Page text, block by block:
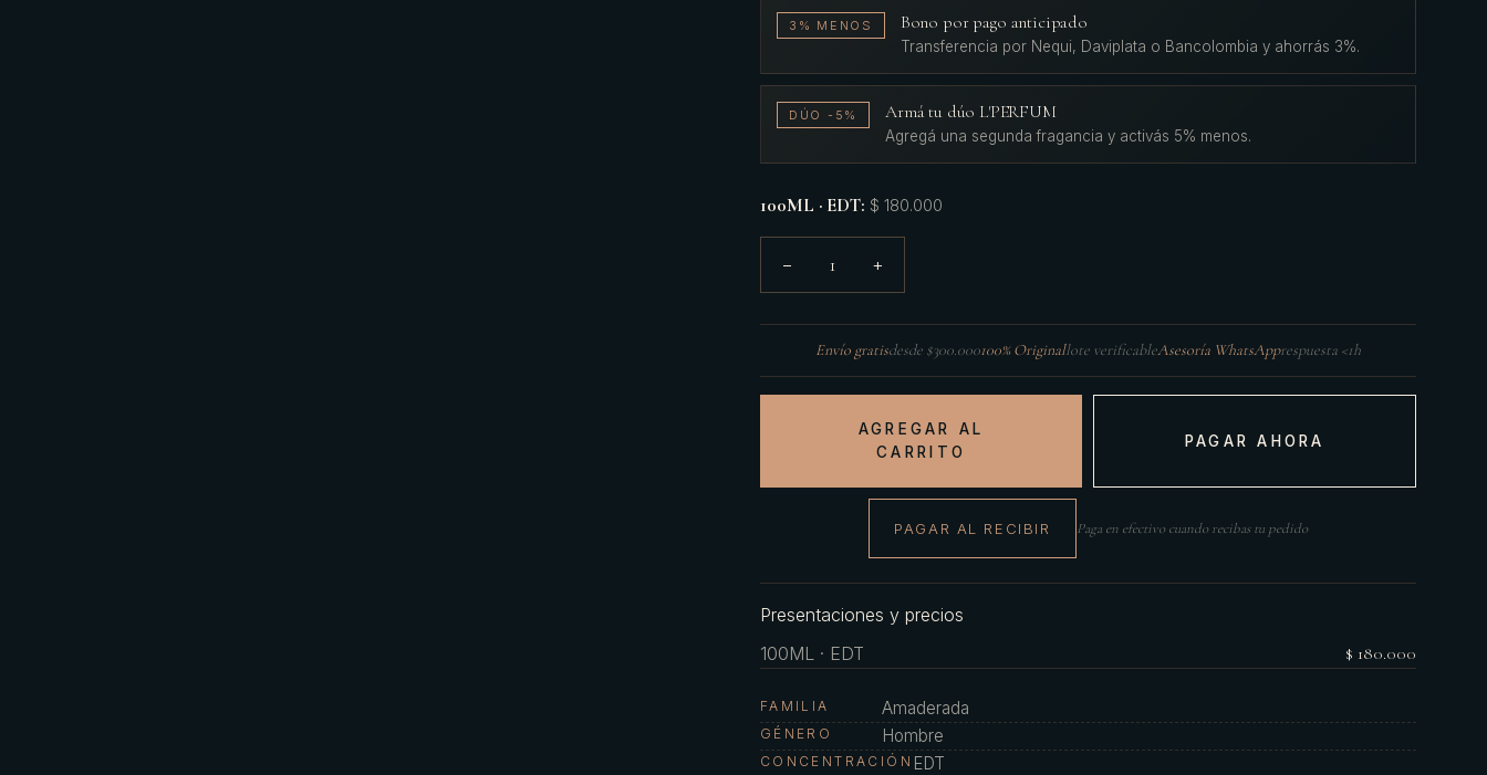
3% MENOS Bono por pago anticipado
Transferencia por Nequi, Daviplata o Bancolombia y ahorrás 3%.
DÚO -5% Armá tu dúo L'PERFUM
Agregá una segunda fragancia y activás 5% menos.
100ML · EDT: $ 180.000
− 1 +
Envío gratisdesde $300.000100% Originallote verificableAsesoría WhatsApprespuesta <1h
AGREGAR AL
CARRITO
PAGAR AHORA
PAGAR AL RECIBIR Paga en efectivo cuando recibas tu pedido
Presentaciones y precios
100ML · EDT
$ 180.000
FAMILIA Amaderada
GÉNERO Hombre
CONCENTRACIÓN EDT